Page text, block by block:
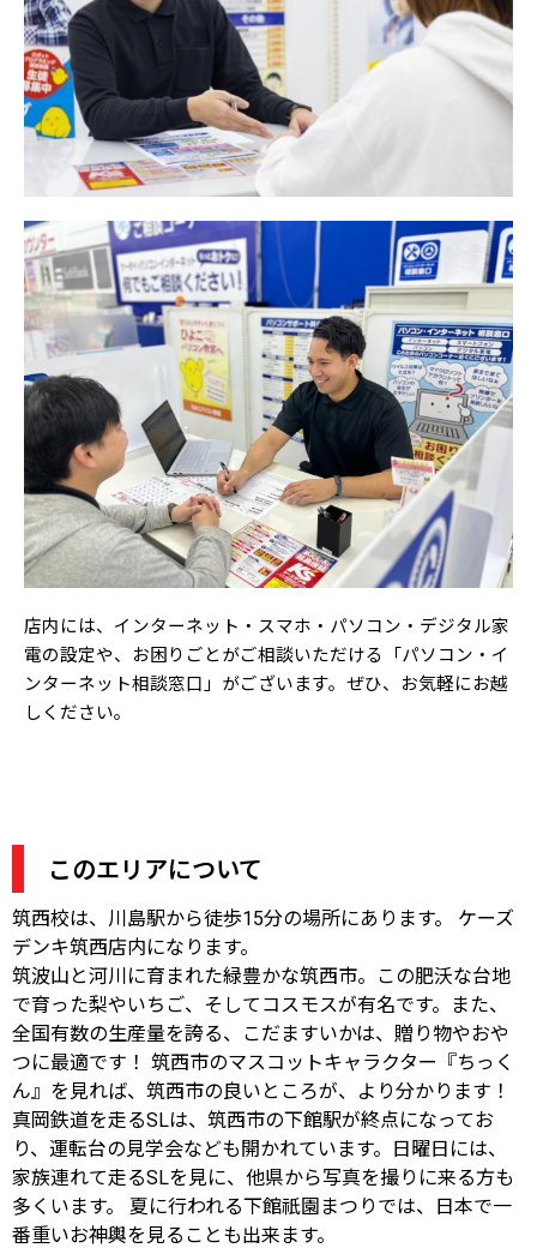
店内には、インターネット・スマホ・パソコン・デジタル家
電の設定や、お困りごとがご相談いただける「パソコン・イ
ンターネット相談窓口」がございます。ぜひ、
お気軽にお越
しください。
このエリアについて
筑西校は、川島駅から徒歩15分の場所にあります。 ケーズ
デンキ筑西店内になります。
筑波山と河川に育まれた緑豊かな筑西市。この肥沃な台地
で育った梨やいちご、そしてコスモスが有名です。また、
全国有数の生産量を誇る、こだますいかは、贈り物やおや
つに最適です！ 筑西市のマスコットキャラクター『ちっく
ん』を見れば、筑西市の良いところが、より分かります！
真岡鉄道を走るSLは、筑西市の下館駅が終点になってお
り、運転台の見学会なども開かれています。日曜日には、
家族連れて走るSLを見に、他県から写真を撮りに来る方も
多くいます。 夏に行われる下館祇園まつりでは、日本で一
番重いお神輿を見ることも出来ます。